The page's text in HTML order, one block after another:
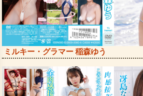
ミルキー・グラマー 稲森ゆう